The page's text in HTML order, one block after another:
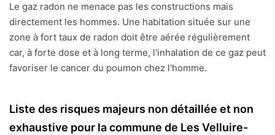
Le gaz radon ne menace pas les constructions mais
directement les hommes. Une habitation située sur une
zone à fort taux de radon doit être aérée régulièrement
car, à forte dose et à long terme, l'inhalation de ce gaz peut
favoriser le cancer du poumon chez l'homme.
Liste des risques majeurs non détaillée et non
exhaustive pour la commune de Les Velluire-